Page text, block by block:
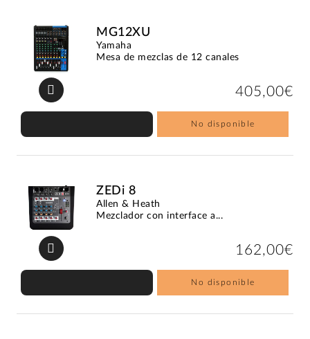
MG12XU
Yamaha
Mesa de mezclas de 12 canales
405,00€
No disponible
ZEDi 8
Allen & Heath
Mezclador con interface a...
162,00€
No disponible